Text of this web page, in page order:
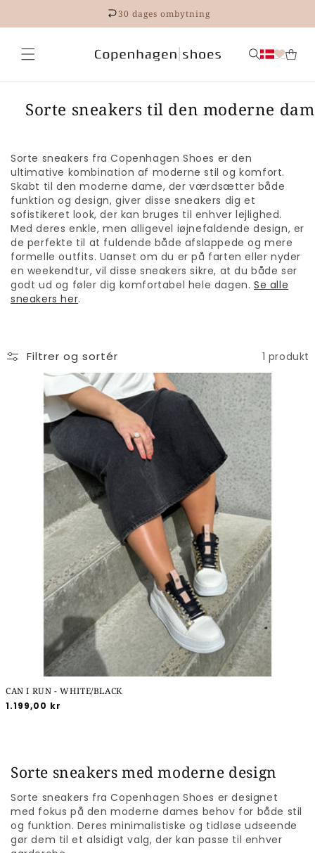
30 dages ombytning
Sorte sneakers til den moderne
Sorte sneakers fra Copenhagen Shoes er den
ultimative kombination af moderne stil og komfort.
Skabt til den moderne dame, der værdsætter både
funktion og design, giver disse sneakers dig et
sofistikeret look, der kan bruges til enhver lejlighed.
Med deres enkle, men alligevel iøjnefaldende design, er
de perfekte til at fuldende både afslappede og mere
formelle outfits. Uanset om du er på farten eller nyder
en weekendtur, vil disse sneakers sikre, at du både ser
godt ud og føler dig komfortabel hele dagen.Se alle
sneakers her.
Filtrer og sortér 1 produkt
CAN I RUN - WHITE/BLACK
Normalpris
1.199,00 kr
Sorte sneakers med moderne design
Sorte sneakers fra Copenhagen Shoes er designet
med fokus på den moderne dames behov for både stil
og funktion. Deres minimalistiske og tidløse udseende
gør dem til et alsidigt valg, der kan passe til enhver